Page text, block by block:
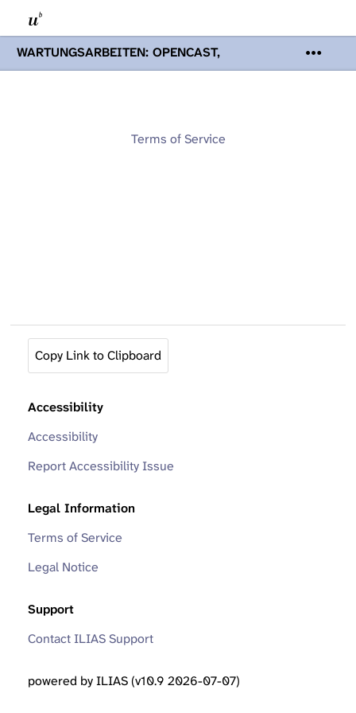
WARTUNGSARBEITEN: OPENCAST,
PODCASTS & TOBIRA
Mi 19. August
Opencast-Videos und Tobira nicht zur
Terms of Service
Copy Link to Clipboard
Accessibility
Accessibility
Report Accessibility Issue
Legal Information
Terms of Service
Legal Notice
Support
Contact ILIAS Support
powered by ILIAS (v10.9 2026-07-07)